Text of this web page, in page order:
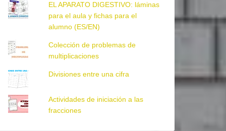
EL APARATO DIGESTIVO: láminas
para el aula y fichas para el
alumno (ES/EN)
Colección de problemas de
multiplicaciones
Divisiones entre una cifra
Actividades de iniciación a las
fracciones